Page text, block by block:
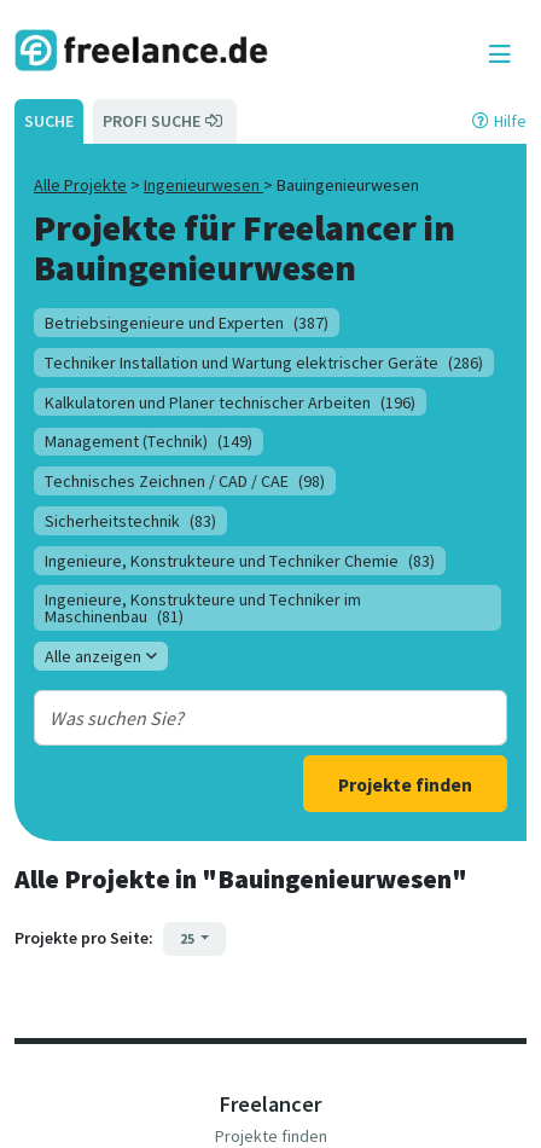
SUCHE PROFI SUCHE Hilfe
Alle Projekte > Ingenieurwesen > Bauingenieurwesen
Projekte für Freelancer in
Bauingenieurwesen
Betriebsingenieure und Experten (387)
Techniker Installation und Wartung elektrischer Geräte (286)
Kalkulatoren und Planer technischer Arbeiten (196)
Management (Technik) (149)
Technisches Zeichnen / CAD / CAE (98)
Sicherheitstechnik (83)
Ingenieure, Konstrukteure und Techniker Chemie (83)
Ingenieure, Konstrukteure und Techniker im
Maschinenbau (81)
Alle anzeigen
Projekte finden
Alle Projekte in "Bauingenieurwesen"
Projekte pro Seite: 25
Freelancer
Projekte finden